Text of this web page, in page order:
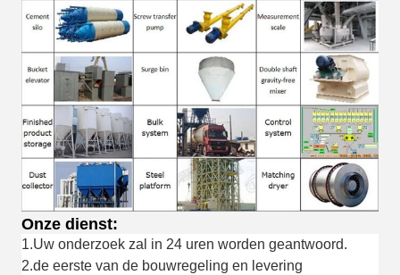
Onze dienst:
1.Uw onderzoek zal in 24 uren worden geantwoord.
2.de eerste van de bouwregeling en levering